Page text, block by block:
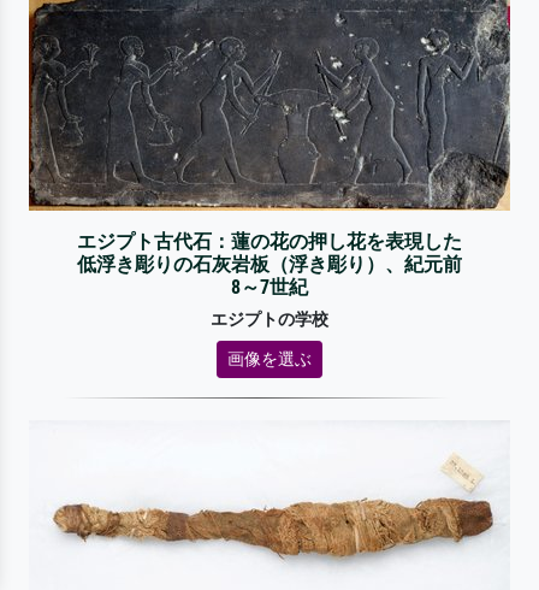
エジプト古代石：蓮の花の押し花を表現した
低浮き彫りの石灰岩板（浮き彫り）、紀元前
8～7世紀
エジプトの学校
画像を選ぶ